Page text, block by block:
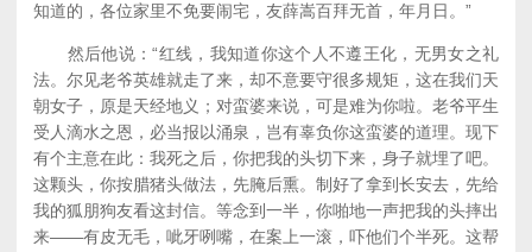
知道的，各位家里不免要闹宅，友薛嵩百拜无首，年月日。”
然后他说：“红线，我知道你这个人不遵王化，无男女之礼
法。尔见老爷英雄就走了来，却不意要守很多规矩，这在我们天
朝女子，原是天经地义；对蛮婆来说，可是难为你啦。老爷平生
受人滴水之恩，必当报以涌泉，岂有辜负你这蛮婆的道理。现下
有个主意在此：我死之后，你把我的头切下来，身子就埋了吧。
这颗头，你按腊猪头做法，先腌后熏。制好了拿到长安去，先给
我的狐朋狗友看这封信。等念到一半，你啪地一声把我的头摔出
来——有皮无毛，呲牙咧嘴，在案上一滚，吓他们个半死。这帮